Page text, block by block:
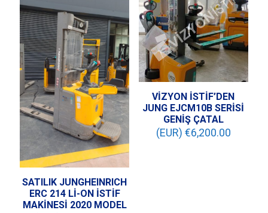
SATILIK JUNGHEINRICH
ERC 214 Lİ-ON İSTİF
MAKİNESİ 2020 MODEL
VİZYON İSTİF’DEN
JUNG EJCM10B SERİSİ
GENİŞ ÇATAL
(EUR) €6,200.00